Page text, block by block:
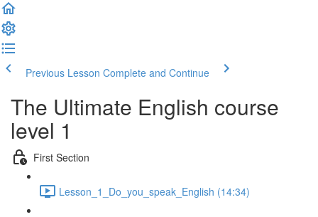
Previous Lesson Complete and Continue
The Ultimate English course
level 1
First Section
Lesson_1_Do_you_speak_English (14:34)